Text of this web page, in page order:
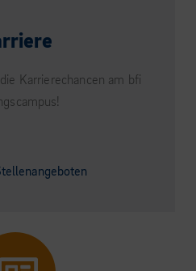
Karrierechancen am bfi